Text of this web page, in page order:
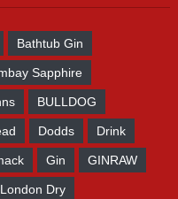
Bathtub Gin
Sapphire
BULLDOG
Dodds Drink
Gin GINRAW
London Dry